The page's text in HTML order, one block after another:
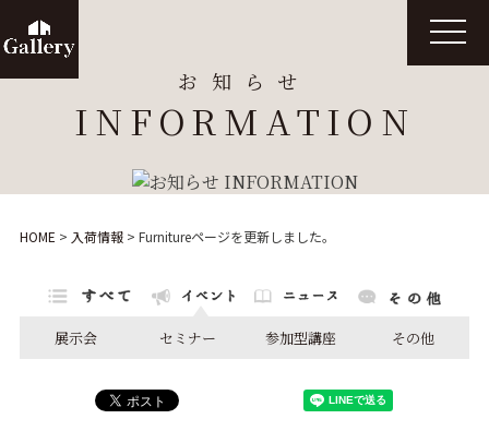
お知らせ
INFORMATION
t
o
g
HOME > 入荷情報> Furnitureページを更新しました。
展示会 セミナー 参加型講座 その他